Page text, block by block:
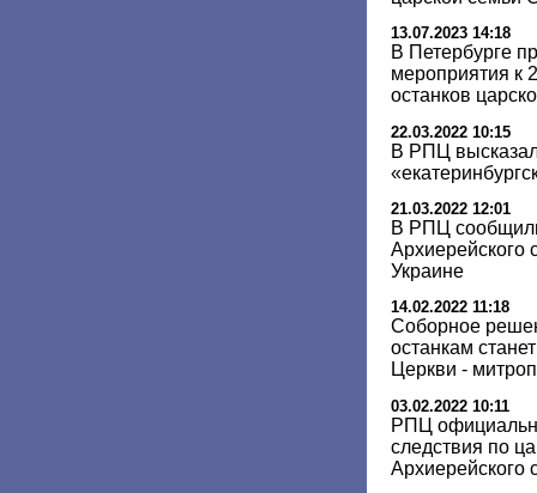
13.07.2023 14:18
В Петербурге
мероприятия к
останков
22.03.2022 10:15
В РПЦ
21.03.2022 12:01
В РПЦ
Архиерейского
Украине
14.02.2022 11:18
Соборное
останкам
Церкви -
03.02.2022 10:11
РПЦ
следствия по
Архиерейского